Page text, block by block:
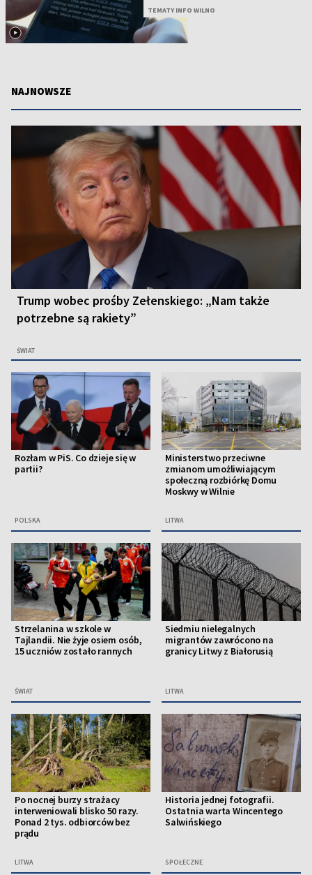
TEMATY INFO WILNO
NAJNOWSZE
Trump wobec prośby Zełenskiego: „Nam także
potrzebne są rakiety”
ŚWIAT
Rozłam w PiS. Co dzieje się w
partii?
POLSKA
Ministerstwo przeciwne
zmianom umożliwiającym
społeczną rozbiórkę Domu
Moskwy w Wilnie
LITWA
Strzelanina w szkole w
Tajlandii. Nie żyje osiem osób,
15 uczniów zostało rannych
ŚWIAT
Siedmiu nielegalnych
migrantów zawrócono na
granicy Litwy z Białorusią
LITWA
Po nocnej burzy strażacy
interweniowali blisko 50 razy.
Ponad 2 tys. odbiorców bez
prądu
LITWA
Historia jednej fotografii.
Ostatnia warta Wincentego
Salwińskiego
SPOŁECZNE